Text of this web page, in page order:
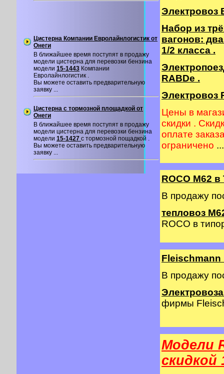
Цистерна Компании Евролайнлогистик от
Онеги
В ближайшее время поступят в продажу
модели цистерна для перевозки бензина
модели 15-1443 Компании
Евролайнлогистик .
Вы можете оставить предварительную
заявку ...
Цистерна с тормозной площадкой от
Онеги
В ближайшее время поступят в продажу
модели цистерна для перевозки бензина
модели 15-1427 с тормозной пощадкой .
Вы можете оставить предварительную
заявку ...
Электровоз
Набор из
вагонов:
1/2 класса .
RABDe .
Электровоз
Цены в
скидки .
оплате
ограничено ...
ROCO M62 в
В продажу
тепловоз
ROCO в
Fleischmann
В продажу
фирмы
Модели
cкидкой